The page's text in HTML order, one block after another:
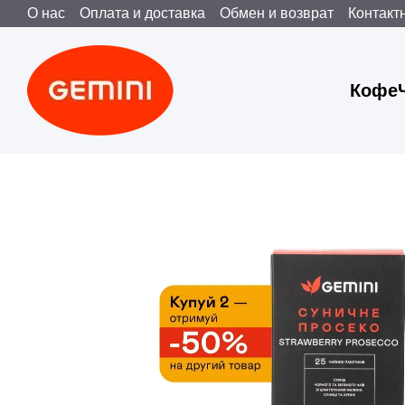
Перейти к основному контенту
О нас Оплата и доставка Обмен и возврат
Пользовательское соглашение
Публічна оферта
Кофе